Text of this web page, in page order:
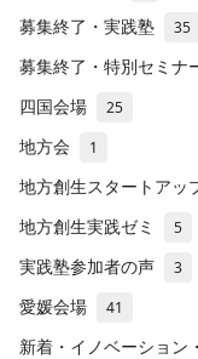
募集終了・実践塾 35
募集終了・特別セミナ
四国会場 25
地方会 1
地方創生スタートアッ
地方創生実践ゼミ 5
実践塾参加者の声 3
愛媛会場 41
新着・イノベーション